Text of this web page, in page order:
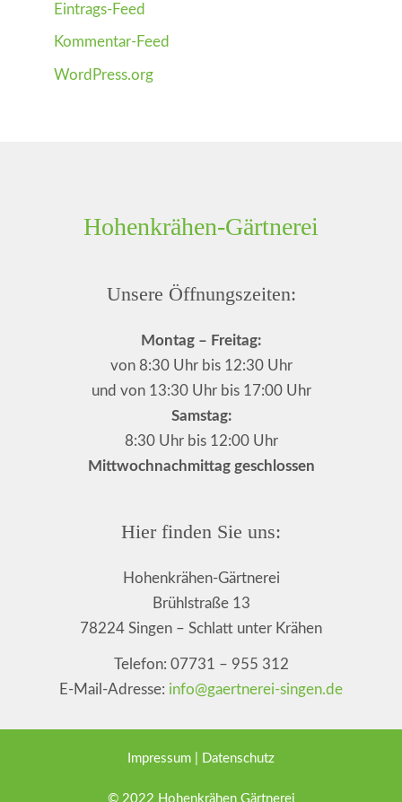
Eintrags-Feed
Kommentar-Feed
WordPress.org
Hohenkrähen-Gärtnerei
Unsere Öffnungszeiten:
Montag – Freitag:
von 8:30 Uhr bis 12:30 Uhr
und von 13:30 Uhr bis 17:00 Uhr
Samstag:
8:30 Uhr bis 12:00 Uhr
Mittwochnachmittag geschlossen
Hier finden Sie uns:
Hohenkrähen-Gärtnerei
Brühlstraße 13
78224 Singen – Schlatt unter Krähen
Telefon: 07731 – 955 312
E-Mail-Adresse: info@gaertnerei-singen.de
Impressum Datenschutz
© 2022 Hohenkrähen Gärtnerei